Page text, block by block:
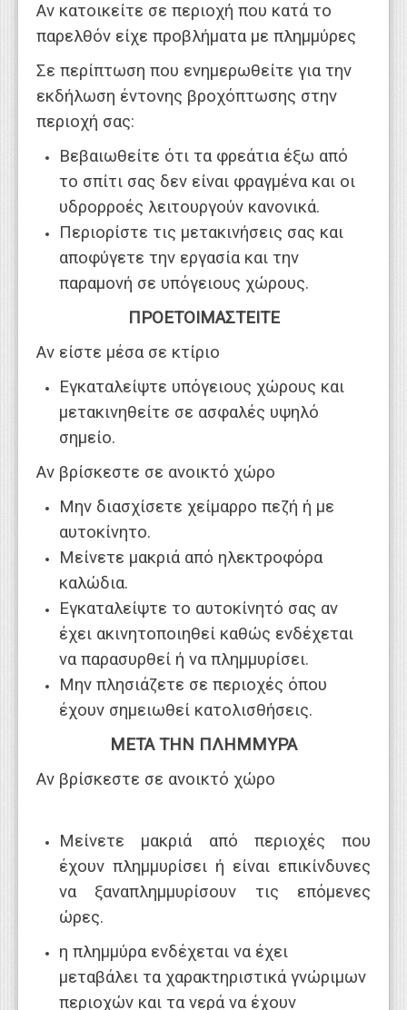
Αν κατοικείτε σε περιοχή που κατά το
παρελθόν είχε προβλήματα με πλημμύρες
Σε περίπτωση που ενημερωθείτε για την
εκδήλωση έντονης βροχόπτωσης στην
περιοχή σας:
Βεβαιωθείτε ότι τα φρεάτια έξω από
το σπίτι σας δεν είναι φραγμένα και οι
υδρορροές λειτουργούν κανονικά.
Περιορίστε τις μετακινήσεις σας και
αποφύγετε την εργασία και την
παραμονή σε υπόγειους χώρους.
ΠΡΟΕΤΟΙΜΑΣΤΕΙΤΕ
Αν είστε μέσα σε κτίριο
Εγκαταλείψτε υπόγειους χώρους και
μετακινηθείτε σε ασφαλές υψηλό
σημείο.
Αν βρίσκεστε σε ανοικτό χώρο
Μην διασχίσετε χείμαρρο πεζή ή με
αυτοκίνητο.
Μείνετε μακριά από ηλεκτροφόρα
καλώδια.
Εγκαταλείψτε το αυτοκίνητό σας αν
έχει ακινητοποιηθεί καθώς ενδέχεται
να παρασυρθεί ή να πλημμυρίσει.
Μην πλησιάζετε σε περιοχές όπου
έχουν σημειωθεί κατολισθήσεις.
ΜΕΤΑ ΤΗΝ ΠΛΗΜΜΥΡΑ
Αν βρίσκεστε σε ανοικτό χώρο
Μείνετε μακριά από περιοχές που
έχουν πλημμυρίσει ή είναι επικίνδυνες
να ξαναπλημμυρίσουν τις επόμενες
ώρες.
η πλημμύρα ενδέχεται να έχει
μεταβάλει τα χαρακτηριστικά γνώριμων
περιοχών και τα νερά να έχουν